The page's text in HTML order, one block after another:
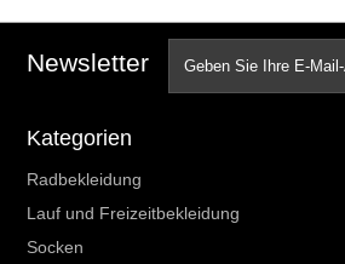
Newsletter
Kategorien
Radbekleidung
Lauf und Freizeitbekleidung
Socken